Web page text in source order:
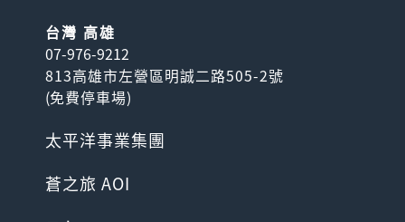
台灣 高雄
07-976-9212
813高雄市左營區明誠二路505-2號
(免費停車場)
太平洋事業集團
蒼之旅 AOI